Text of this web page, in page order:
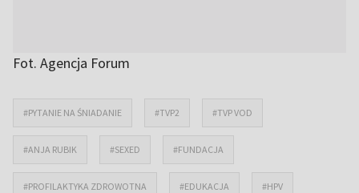
Fot. Agencja Forum
#PYTANIE NA ŚNIADANIE #TVP2 #TVP VOD
#ANJA RUBIK #SEXED #FUNDACJA
#PROFILAKTYKA ZDROWOTNA #EDUKACJA #HPV